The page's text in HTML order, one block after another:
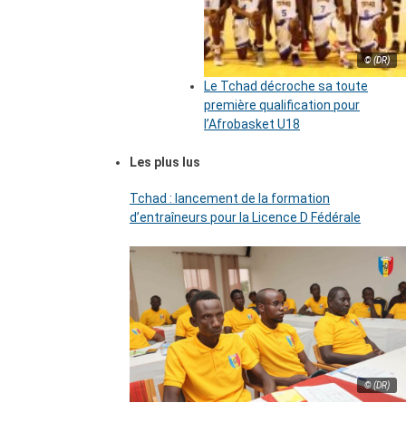
© (DR)
Le Tchad décroche sa toute
première qualification pour
l’Afrobasket U18
Les plus lus
Tchad : lancement de la formation
d’entraîneurs pour la Licence D Fédérale
© (DR)